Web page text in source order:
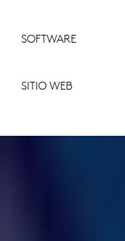
SOFTWARE
SITIO WEB